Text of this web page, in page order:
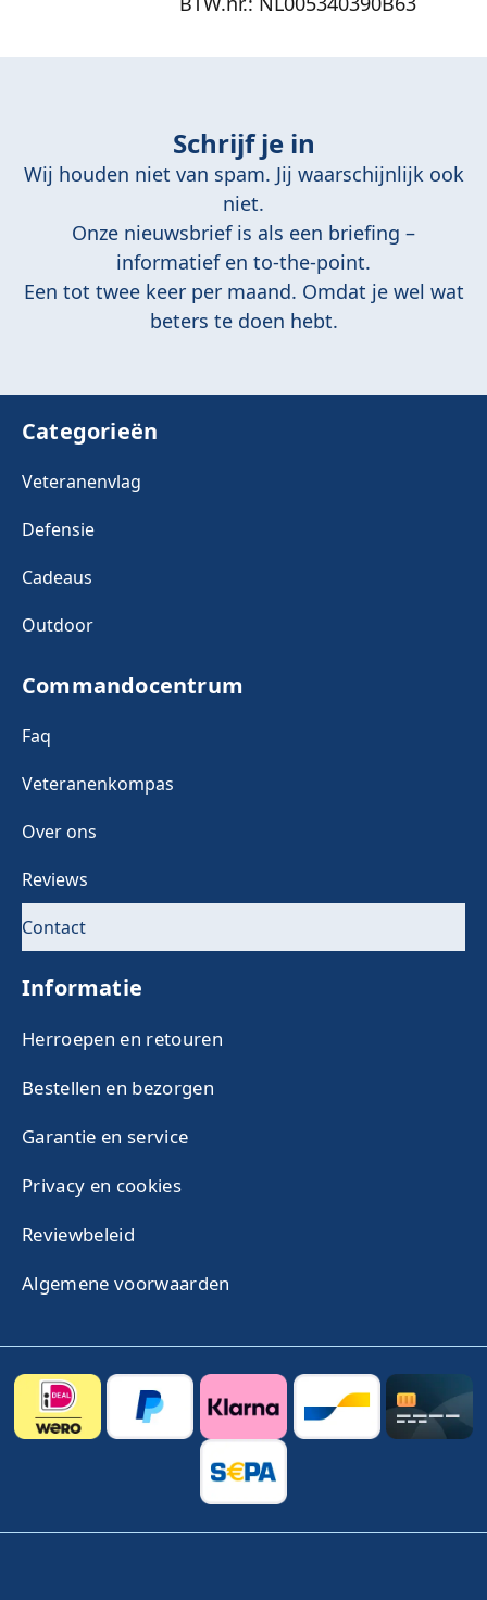
Schrijf je in
Wij houden niet van spam. Jij waarschijnlijk ook
niet.
Onze nieuwsbrief is als een briefing –
informatief en to-the-point.
Een tot twee keer per maand. Omdat je wel wat
beters te doen hebt.
Categorieën
Veteranenvlag
Defensie
Cadeaus
Outdoor
Commandocentrum
Faq
Veteranenkompas
Over ons
Reviews
Contact
Informatie
Herroepen en retouren
Bestellen en bezorgen
Garantie en service
Privacy en cookies
Reviewbeleid
Algemene voorwaarden